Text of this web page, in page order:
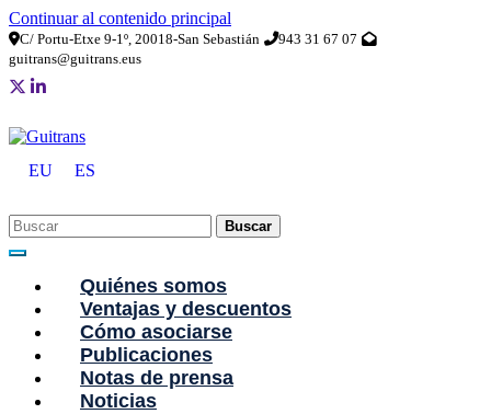
Continuar al contenido principal
C/ Portu-Etxe 9-1º, 20018-San Sebastián
943 31 67 07
guitrans@guitrans.eus
EU ES
Buscar
Quiénes somos
Ventajas y descuentos
Cómo asociarse
Publicaciones
Notas de prensa
Noticias